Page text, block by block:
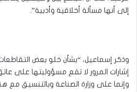
إلى أنها مسألة أخلاقية وأدبية”.
وذكر إسماعيل، “بشأن خلو بعض التقاطعات
إشارات المرور لا تقع مسؤوليتها على
وإنما على وزارة الصناعة وبالتنسيق مع